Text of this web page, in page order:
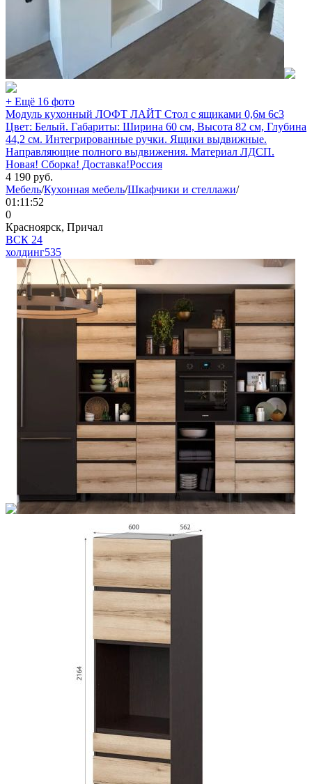
+ Ещё 16 фото
Модуль кухонный ЛОФТ ЛАЙТ Стол с ящиками 0,6м 6с3
Цвет: Белый. Габариты: Ширина 60 см, Высота 82 см, Глубина
44,2 см. Интегрированные ручки. Ящики выдвижные.
Направляющие полного выдвижения. Материал ЛДСП.
Новая! Сборка! Доставка!Россия
4 190 руб.
Мебель/Кухонная мебель/Шкафчики и стеллажи/
01:11:52
0
Красноярск, Причал
ВСК 24
холдинг535